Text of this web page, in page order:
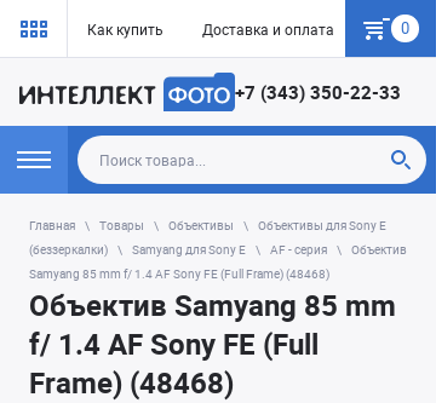
Как купить Доставка и оплата Гарантия
0
+7 (343) 350-22-33
Главная Товары Объективы
Объективы для Sony E
(беззеркалки)
Samyang для Sony E AF - серия
Объектив
Samyang 85 mm f/ 1.4 AF Sony FЕ (Full Frame) (48468)
Объектив Samyang 85 mm
f/ 1.4 AF Sony FЕ (Full
Frame) (48468)